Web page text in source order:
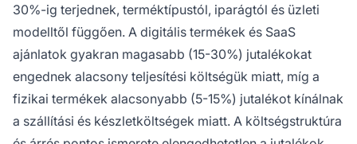
30%-ig terjednek, terméktípustól, iparágtól és üzleti
modelltől függően. A digitális termékek és SaaS
ajánlatok gyakran magasabb (15-30%) jutalékokat
engednek alacsony teljesítési költségük miatt, míg a
fizikai termékek alacsonyabb (5-15%) jutalékot kínálnak
a szállítási és készletköltségek miatt. A költségstruktúra